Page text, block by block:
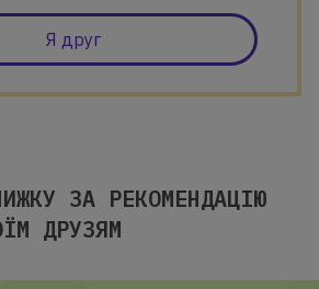
Я друг
ЗА РЕКОМЕНДАЦІЮ
ДРУЗЯМ